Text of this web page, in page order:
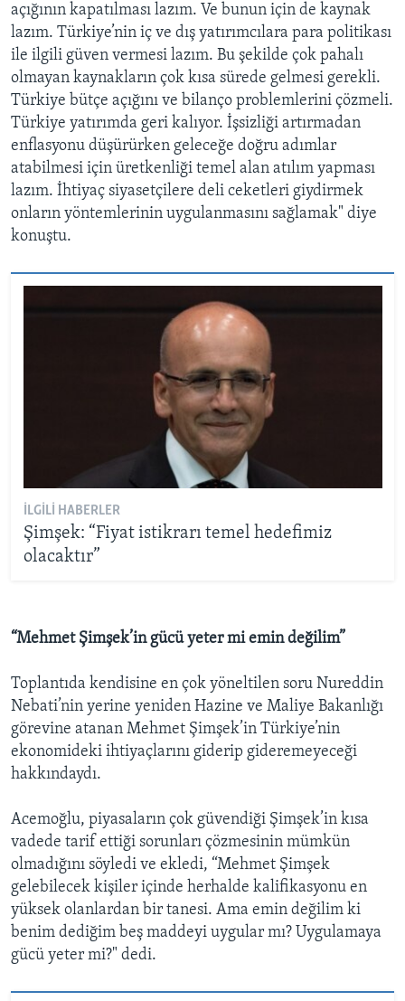
açığının kapatılması lazım. Ve bunun için de kaynak
lazım. Türkiye’nin iç ve dış yatırımcılara para politikası
ile ilgili güven vermesi lazım. Bu şekilde çok pahalı
olmayan kaynakların çok kısa sürede gelmesi gerekli.
Türkiye bütçe açığını ve bilanço problemlerini çözmeli.
Türkiye yatırımda geri kalıyor. İşsizliği artırmadan
enflasyonu düşürürken geleceğe doğru adımlar
atabilmesi için üretkenliği temel alan atılım yapması
lazım. İhtiyaç siyasetçilere deli ceketleri giydirmek
onların yöntemlerinin uygulanmasını sağlamak" diye
konuştu.
İLGILI HABERLER
Şimşek: “Fiyat istikrarı temel hedefimiz
olacaktır”
“Mehmet Şimşek’in gücü yeter mi emin değilim”
Toplantıda kendisine en çok yöneltilen soru Nureddin
Nebati’nin yerine yeniden Hazine ve Maliye Bakanlığı
görevine atanan Mehmet Şimşek’in Türkiye’nin
ekonomideki ihtiyaçlarını giderip gideremeyeceği
hakkındaydı.
Acemoğlu, piyasaların çok güvendiği Şimşek’in kısa
vadede tarif ettiği sorunları çözmesinin mümkün
olmadığını söyledi ve ekledi, “Mehmet Şimşek
gelebilecek kişiler içinde herhalde kalifikasyonu en
yüksek olanlardan bir tanesi. Ama emin değilim ki
benim dediğim beş maddeyi uygular mı? Uygulamaya
gücü yeter mi?" dedi.